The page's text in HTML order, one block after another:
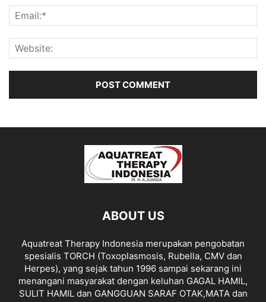
ABOUT US
Aquatreat Therapy Indonesia merupakan pengobatan
spesialis TORCH (Toxoplasmosis, Rubella, CMV dan
Herpes), yang sejak tahun 1996 sampai sekarang ini
menangani masyarakat dengan keluhan GAGAL HAMIL,
SULIT HAMIL dan GANGGUAN SARAF OTAK,MATA dan